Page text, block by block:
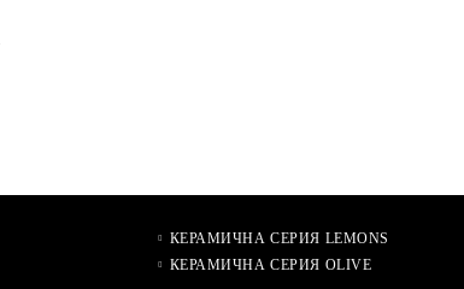
КЕРАМИЧНА СЕРИЯ LEMONS
КЕРАМИЧНА СЕРИЯ OLIVE